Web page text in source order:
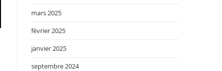
mars 2025
février 2025
janvier 2025
septembre 2024